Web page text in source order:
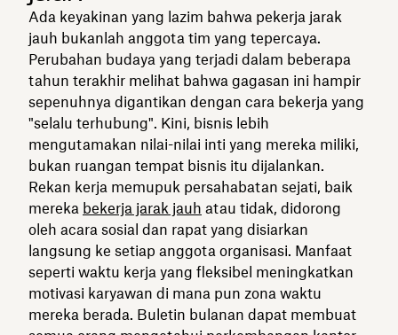
Ada keyakinan yang lazim bahwa pekerja jarak
jauh bukanlah anggota tim yang tepercaya.
Perubahan budaya yang terjadi dalam beberapa
tahun terakhir melihat bahwa gagasan ini hampir
sepenuhnya digantikan dengan cara bekerja yang
"selalu terhubung". Kini, bisnis lebih
mengutamakan nilai-nilai inti yang mereka miliki,
bukan ruangan tempat bisnis itu dijalankan.
Rekan kerja memupuk persahabatan sejati, baik
mereka bekerja jarak jauh atau tidak, didorong
oleh acara sosial dan rapat yang disiarkan
langsung ke setiap anggota organisasi. Manfaat
seperti waktu kerja yang fleksibel meningkatkan
motivasi karyawan di mana pun zona waktu
mereka berada. Buletin bulanan dapat membuat